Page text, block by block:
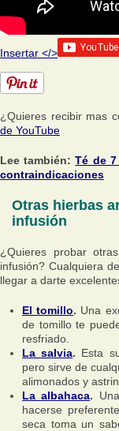
Insertar </>
¿Quieres recibir mas
de YouTube
Lee también:Té de
contraindicaciones
Otras hierbas
infusión
¿Quieres probar
infusión? Cualquiera
llegar a darte
El tomillo. Una
de tomillo te
resfriado.
La salvia. Esta
pero sirve de
alimonados y
La albahaca.
hacerse
seca toma un